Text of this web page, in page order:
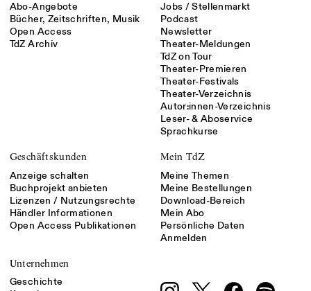
Abo-Angebote
Bücher, Zeitschriften, Musik
Open Access
TdZ Archiv
Jobs / Stellenmarkt
Podcast
Newsletter
Theater-Meldungen
TdZ on Tour
Theater-Premieren
Theater-Festivals
Theater-Verzeichnis
Autor:innen-Verzeichnis
Leser- & Aboservice
Sprachkurse
Geschäftskunden
Anzeige schalten
Buchprojekt anbieten
Lizenzen / Nutzungsrechte
Händler Informationen
Open Access Publikationen
Mein TdZ
Meine Themen
Meine Bestellungen
Download-Bereich
Mein Abo
Persönliche Daten
Anmelden
Unternehmen
Geschichte